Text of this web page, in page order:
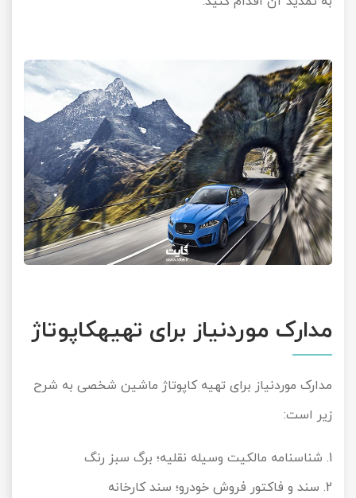
مدارک موردنیاز برای تهیهکاپوتاژ
مدارک موردنیاز برای تهیه کاپوتاژ ماشین شخصی به شرح
زیر است:
1. شناسنامه مالکیت وسیله نقلیه؛ برگ سبز رنگ
2. سند و فاکتور فروش خودرو؛ سند کارخانه
تور مرداب هسل
تور کاشان
تور اصفهان
تور ترکمن صحرا
تور آفرود